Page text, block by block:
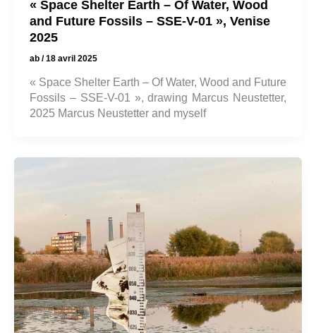
« Space Shelter Earth – Of Water, Wood
and Future Fossils – SSE-V-01 », Venise
2025
ab /18 avril 2025
« Space Shelter Earth – Of Water, Wood and Future
Fossils – SSE-V-01 », drawing Marcus Neustetter,
2025 Marcus Neustetter and myself